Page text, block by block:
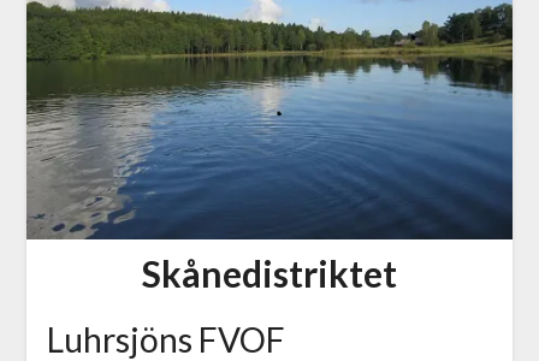
Skånedistriktet
Luhrsjöns FVOF